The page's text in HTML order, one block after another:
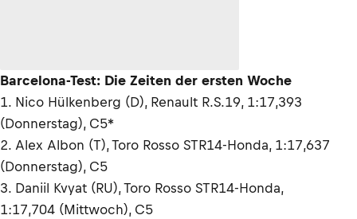
Barcelona-Test: Die Zeiten der ersten Woche
1. Nico Hülkenberg (D), Renault R.S.19, 1:17,393
(Donnerstag), C5*
2. Alex Albon (T), Toro Rosso STR14-Honda, 1:17,637
(Donnerstag), C5
3. Daniil Kvyat (RU), Toro Rosso STR14-Honda,
1:17,704 (Mittwoch), C5